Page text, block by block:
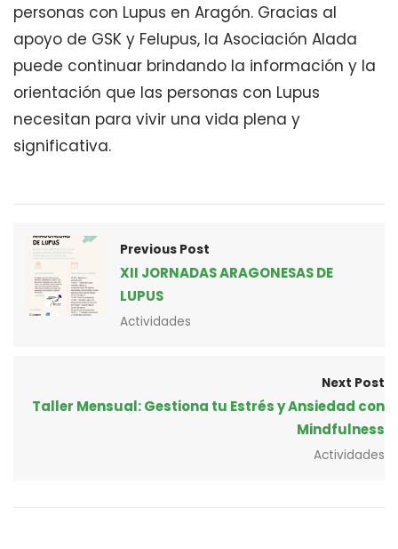
personas con Lupus en Aragón. Gracias al
apoyo de GSK y Felupus, la Asociación Alada
puede continuar brindando la información y la
orientación que las personas con Lupus
necesitan para vivir una vida plena y
significativa.
Previous Post
XII JORNADAS ARAGONESAS DE
LUPUS
Actividades
Next Post
Taller Mensual: Gestiona tu Estrés y Ansiedad con
Mindfulness
Actividades